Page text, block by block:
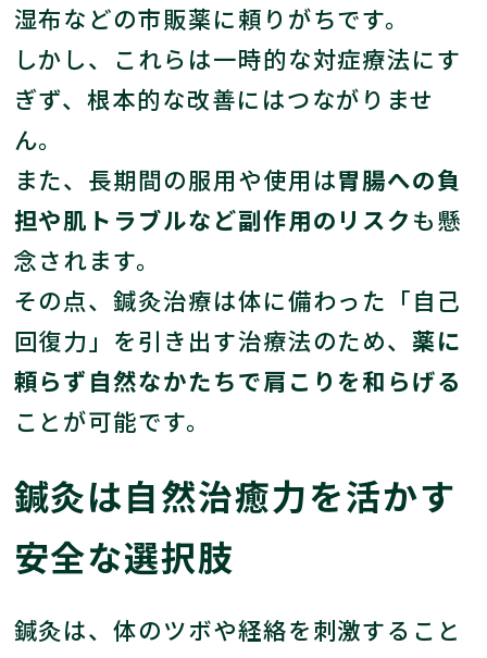
湿布などの市販薬に頼りがちです。
しかし、これらは一時的な対症療法にす
ぎず、根本的な改善にはつながりませ
ん。
また、長期間の服用や使用は胃腸への負
担や肌トラブルなど副作用のリスクも懸
念されます。
その点、鍼灸治療は体に備わった「自己
回復力」を引き出す治療法のため、薬に
頼らず自然なかたちで肩こりを和らげる
ことが可能です。
鍼灸は自然治癒力を活かす
安全な選択肢
鍼灸は、体のツボや経絡を刺激すること